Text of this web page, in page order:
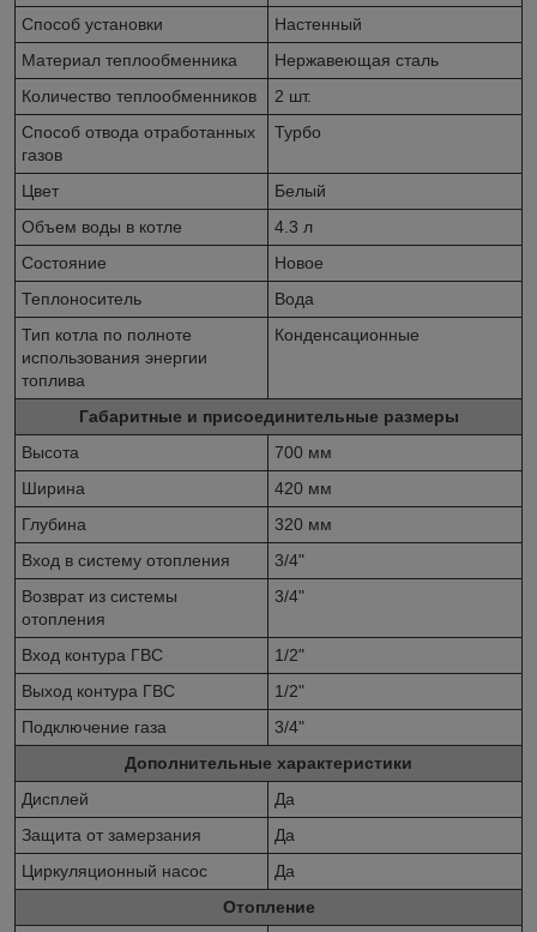
Способ установки
Настенный
Материал теплообменника
Нержавеющая сталь
Количество теплообменников
2 шт.
Способ отвода отработанных
газов
Турбо
Цвет
Белый
Объем воды в котле
4.3 л
Состояние
Новое
Теплоноситель
Вода
Тип котла по полноте
использования энергии
топлива
Конденсационные
Габаритные и присоединительные размеры
Высота
700 мм
Ширина
420 мм
Глубина
320 мм
Вход в систему отопления
3/4"
Возврат из системы
отопления
3/4"
Вход контура ГВС
1/2"
Выход контура ГВС
1/2"
Подключение газа
3/4"
Дополнительные характеристики
Дисплей
Да
Защита от замерзания
Да
Циркуляционный насос
Да
Отопление